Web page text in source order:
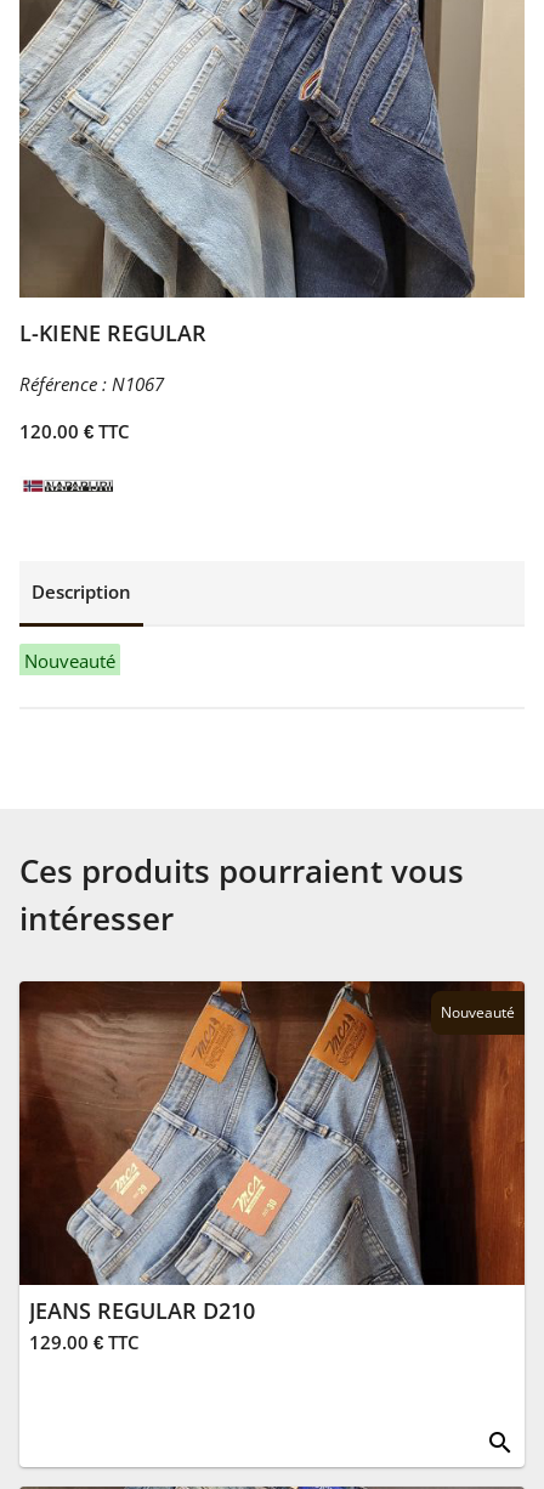
L-KIENE REGULAR
Référence : N1067
120.00 € TTC
Description
Nouveauté
Ces produits pourraient vous
intéresser
Nouveauté
JEANS REGULAR D210
129.00 € TTC
search